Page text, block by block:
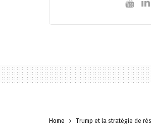
Home Trump et la stratégie de